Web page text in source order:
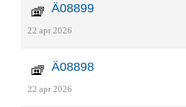
Ä08899
22 apr 2026
Ä08898
22 apr 2026